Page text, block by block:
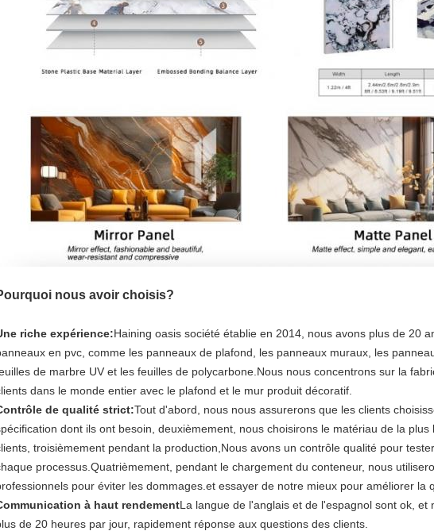
nous avoir choisis?
riche expérience:Haining oasis société établie en 2014, nous avons plus de 20
en pvc, comme les panneaux de plafond, les panneaux muraux, les
de marbre UV et les feuilles de polycarbone.Nous nous concentrons sur la
dans le monde entier avec le plafond et le mur produit décoratif.
de qualité strict:Tout d'abord, nous nous assurerons que les clients
dont ils ont besoin, deuxièmement, nous choisirons le matériau de la
troisièmement pendant la production,Nous avons un contrôle qualité pour
processus.Quatrièmement, pendant le chargement du conteneur, nous
pour éviter les dommages.et essayer de notre mieux pour améliorer la
à haut rendementLa langue de l'anglais et de l'espagnol sont ok, et
de 20 heures par jour, rapidement réponse aux questions des clients.